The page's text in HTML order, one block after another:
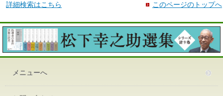
詳細検索はこちら このページのトップへ
メニューへ